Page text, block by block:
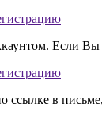
Если
ссылке в